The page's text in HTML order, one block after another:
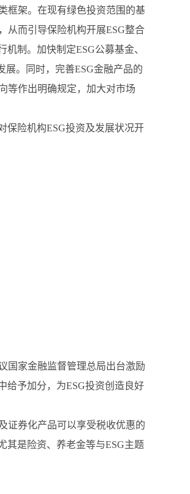
框架。在现有绿色投资范围的基
从而引导保险机构开展ESG整合
制。加快制定ESG公募基金、
展。同时，完善ESG金融产品的
等作出明确规定，加大对市场
保险机构ESG投资及发展状况开
国家金融监督管理总局出台激励
给予加分，为ESG投资创造良好
证券化产品可以享受税收优惠的
其是险资、养老金等与ESG主题